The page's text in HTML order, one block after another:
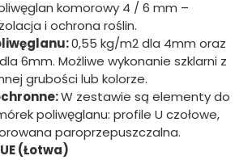
komorowy 4 / 6 mm –
i ochrona roślin.
0,55 kg/m2 dla 4mm oraz
6mm. Możliwe wykonanie szklarni z
grubości lub kolorze.
W zestawie są elementy do
poliwęglanu: profile U czołowe,
paroprzepuszczalna.
(Łotwa)